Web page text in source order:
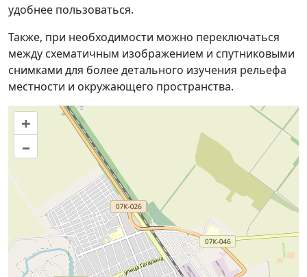
удобнее пользоваться.
Также, при необходимости можно переключаться
между схематичным изображением и спутниковыми
снимками для более детального изучения рельефа
местности и окружающего пространства.
+
–